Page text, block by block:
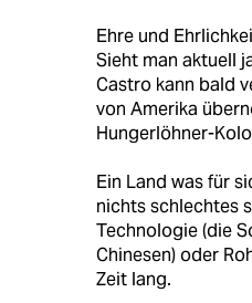
Ehre und
Sieht man aktuell
Castro kann bald
von Amerika
Hungerlöhner-
Ein Land was für
nichts schlechtes
Technologie (die
Chinesen) oder
Zeit lang.